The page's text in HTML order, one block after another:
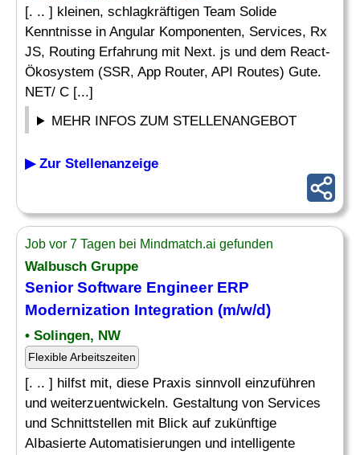
[. .. ] kleinen, schlagkräftigen Team Solide
Kenntnisse in Angular Komponenten, Services, Rx
JS, Routing Erfahrung mit Next. js und dem React-
Ökosystem (SSR, App Router, API Routes) Gute.
NET/ C [...]
MEHR INFOS ZUM STELLENANGEBOT
▶ Zur Stellenanzeige
Job vor 7 Tagen bei Mindmatch.ai gefunden
Walbusch Gruppe
Senior Software Engineer ERP
Modernization Integration (m/w/d)
• Solingen, NW
Flexible Arbeitszeiten
[. .. ] hilfst mit, diese Praxis sinnvoll einzuführen
und weiterzuentwickeln. Gestaltung von Services
und Schnittstellen mit Blick auf zukünftige
AIbasierte Automatisierungen und intelligente